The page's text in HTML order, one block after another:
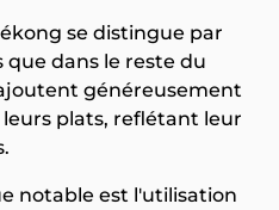
se distingue par
que dans le reste du
généreusement
plats, reflétant leur
notable est l'utilisation